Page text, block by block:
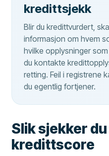
kredittsjekk
Blir du kredittvurdert,
informasjon om hvem
hvilke opplysninger
du kontakte
retting. Feil i registrene
du egentlig fortjener.
Slik sjekker
kredittscore